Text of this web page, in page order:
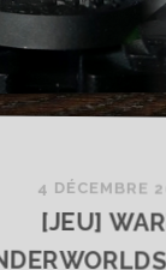
4 DÉCEMBRE
[JEU]